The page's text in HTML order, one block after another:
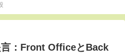
言：Front OfficeとBack